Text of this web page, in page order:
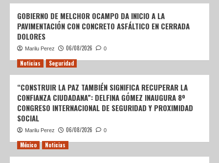
GOBIERNO DE MELCHOR OCAMPO DA INICIO A LA
PAVIMENTACIÓN CON CONCRETO ASFÁLTICO EN CERRADA
DOLORES
Marilu Perez 06/08/2026 0
Noticias Seguridad
“CONSTRUIR LA PAZ TAMBIÉN SIGNIFICA RECUPERAR LA
CONFIANZA CIUDADANA”: DELFINA GÓMEZ INAUGURA 8º
CONGRESO INTERNACIONAL DE SEGURIDAD Y PROXIMIDAD
SOCIAL
Marilu Perez 06/08/2026 0
México Noticias